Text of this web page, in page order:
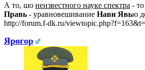
А то, шо неизвестного науке спектра -
Правь - уравновешивание Нави Явью
http://forum.f-dk.ru/
Ярогор